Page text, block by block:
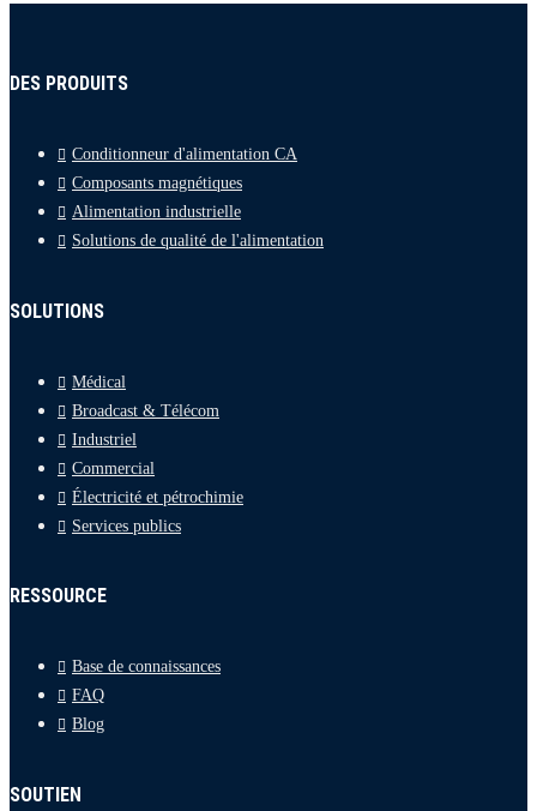
DES PRODUITS
Conditionneur d'alimentation CA
Composants magnétiques
Alimentation industrielle
Solutions de qualité de l'alimentation
SOLUTIONS
Médical
Broadcast & Télécom
Industriel
Commercial
Électricité et pétrochimie
Services publics
RESSOURCE
Base de connaissances
FAQ
Blog
SOUTIEN